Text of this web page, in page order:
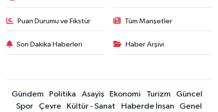
Puan Durumu ve Fikstür Tüm Manşetler
Son Dakika Haberleri Haber Arşivi
Gündem Politika Asayiş Ekonomi Turizm
Güncel
Spor
Çevre Kültür - Sanat Haberde İnsan Genel